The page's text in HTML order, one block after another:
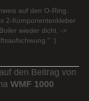
auf den O-Ring.
2-Komponentenkleber
wieder dicht. ->
:)
auf den Beitrag von
WMF 1000